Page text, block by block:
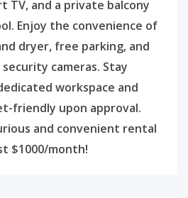
TV, and a private balcony
Enjoy the convenience of
dryer, free parking, and
cameras. Stay
workspace and
friendly upon approval.
and convenient rental
$1000/month!